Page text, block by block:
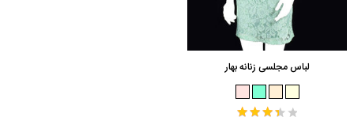
لباس مجلسی زنانه بهار